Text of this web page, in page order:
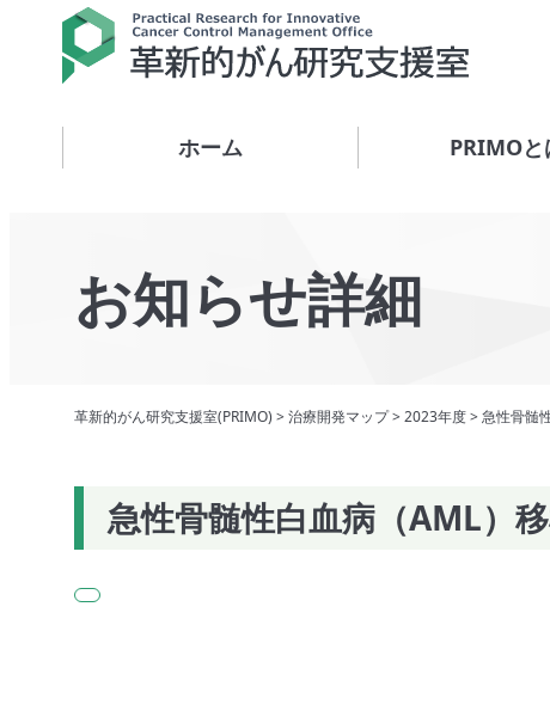
ホーム PRIMOと
お知らせ詳細
革新的がん研究支援室(PRIMO) >治療開発マップ>2023年度>急性骨髄
急性骨髄性白血病（AML）